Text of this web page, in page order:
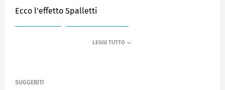
Ecco l'effetto Spalletti
SUGGERITI